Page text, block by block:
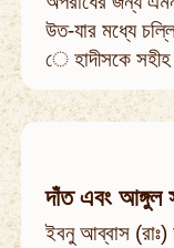
উত-যার মধ্যে
ে হাদীসকে
দাঁত এবং আঙ্গুল
ইবনু আব্বাস (রাঃ)